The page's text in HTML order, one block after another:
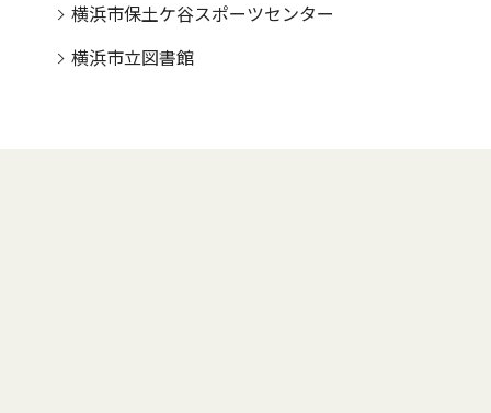
横浜市保土ケ谷スポーツセンター
横浜市立図書館